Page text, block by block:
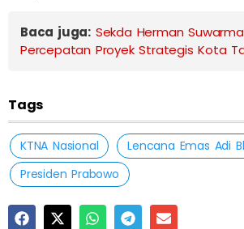
Baca juga: Sekda Herman
Percepatan Proyek Strategis Kota
Tags
KTNA Nasional
Lencana Emas Adi
Presiden Prabowo